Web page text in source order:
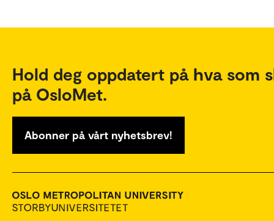
Hold deg oppdatert på hva som
på OsloMet.
Abonner på vårt nyhetsbrev!